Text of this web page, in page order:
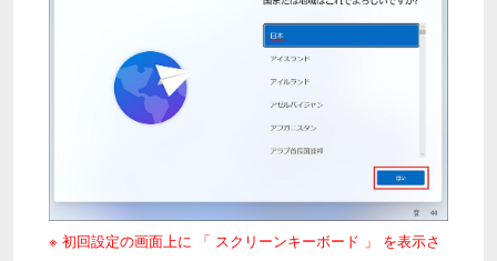
※ 初回設定の画面上に 「 スクリーンキーボード 」 を表示さ